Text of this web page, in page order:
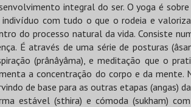
integral do ser. O yoga é
indivíduo com tudo o que o rodeia e
do processo natural da vida. Consiste
É através de uma série de posturas
(prânâyâma), e meditação que o
a concentração do corpo e da
de base para as outras etapas (angas)
estável (sthira) e cómoda (sukham)